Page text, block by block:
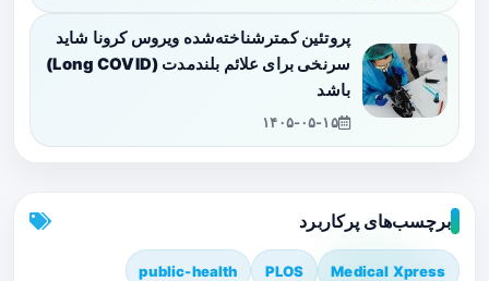
پروتئین کمترشناخته‌شده ویروس کرونا شاید
سرنخی برای علائم بلندمدت (Long COVID)
باشد
۱۴۰۵-۰۵-۱۵
برچسب‌های پرکاربرد
Medical Xpress
PLOS
public-health